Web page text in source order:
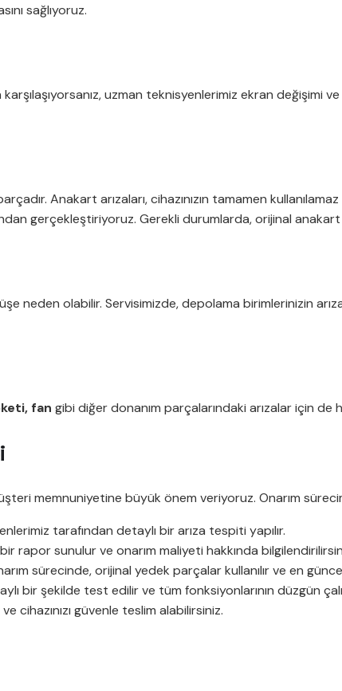
sağlıyoruz.
uzman teknisyenlerimiz ekran değişimi
Anakart arızaları, cihazınızın tamamen
gerçekleştiriyoruz. Gerekli durumlarda, orijinal
neden olabilir. Servisimizde, depolama birimlerinizin
fan gibi diğer donanım parçalarındaki arızalar için de
memnuniyetine büyük önem veriyoruz. Onarım
tarafından detaylı bir arıza tespiti yapılır.
rapor sunulur ve onarım maliyeti hakkında
sürecinde, orijinal yedek parçalar kullanılır ve en
bir şekilde test edilir ve tüm fonksiyonlarının düzgün
cihazınızı güvenle teslim alabilirsiniz.